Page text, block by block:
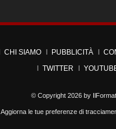
CHI SIAMO PUBBLICITÀ
TWITTER
© Copyright 2026 by
Aggiorna le tue preferenze di